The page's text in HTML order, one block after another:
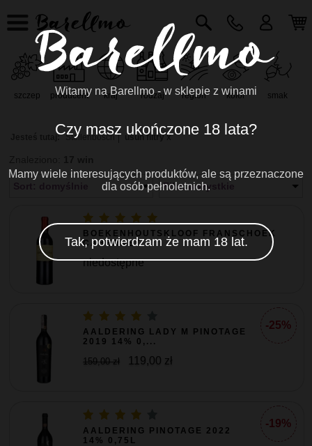
kraj
producent region
szczep kolor smak
rodzaj
Jesteś tutaj: Stellenbosch usuń filtry x
Filtr: wszystkie
BOEKENHOUTSKLOOF FRANSCHOEK
CABERNET ...
niedostępne
-25%
AALDERING LADY M PINOTAGE
2019 14% 0,...
159,00 zł 119,00 zł
-19%
AALDERING PINOTAGE 2022
14% 0,75L
Witamy na Barellmo - w sklepie z winami
Czy masz ukończone 18 lata?
Mamy wiele interesujących produktów, ale są przeznaczone
dla osób pełnoletnich.
Tak, potwierdzam że mam 18 lat.